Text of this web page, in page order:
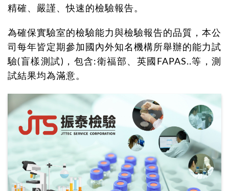
精確、嚴謹、快速的檢驗報告。
為確保實驗室的檢驗能力與檢驗報告的品質，本公
司每年皆定期參加國內外知名機構所舉辦的能力試
驗(盲樣測試)，包含:衛福部、英國FAPAS..等，測
試結果均為滿意。